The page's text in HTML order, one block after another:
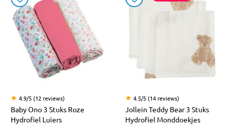
4.9/5 (12 reviews)
Baby Ono 3 Stuks Roze
Hydrofiel Luiers
4.5/5 (14 reviews)
Jollein Teddy Bear 3 Stuks
Hydrofiel Monddoekjes